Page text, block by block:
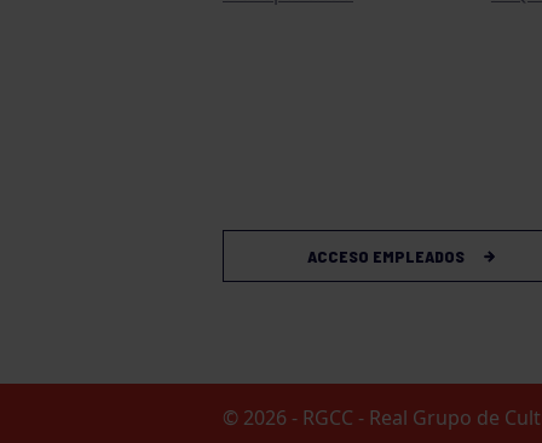
ACCESO EMPLEADOS
© 2026 - RGCC - Real Grupo de